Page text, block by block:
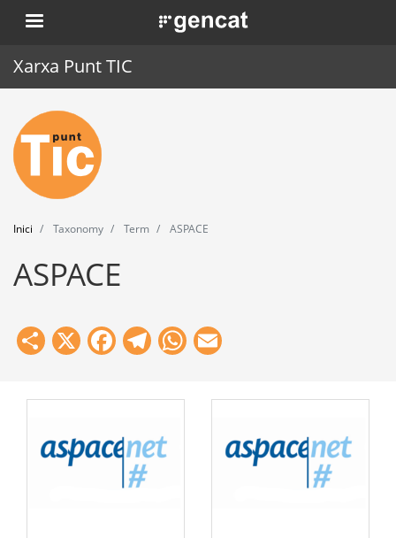
Vés
al
. Obre en una nova finestra.
Xarxa Punt TIC
Inici
Punt TIC
Actualitat
Agenda
Formació
Eines
Inici Taxonomy Term ASPACE
ASPACE
Share
X Facebook
Telegram
WhatsApp